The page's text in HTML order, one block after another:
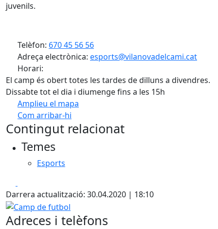
juvenils.
Telèfon: 670 45 56 56
Adreça electrònica: esports@vilanovadelcami.cat
Horari:
El camp és obert totes les tardes de dilluns a divendres.
Dissabte tot el dia i diumenge fins a les 15h
Amplieu el mapa
Com arribar-hi
+
Contingut relacionat
Temes
Esports
Darrera actualització: 30.04.2020 | 18:10
Camp de futbol
Adreces i telèfons